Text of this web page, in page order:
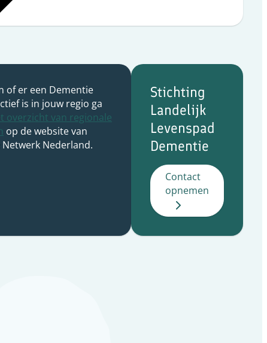
of er een Dementie
is in jouw regio ga
overzicht van regionale
op de website van
Nederland.
Stichting
Landelijk
Levenspad
Dementie
Contact
opnemen